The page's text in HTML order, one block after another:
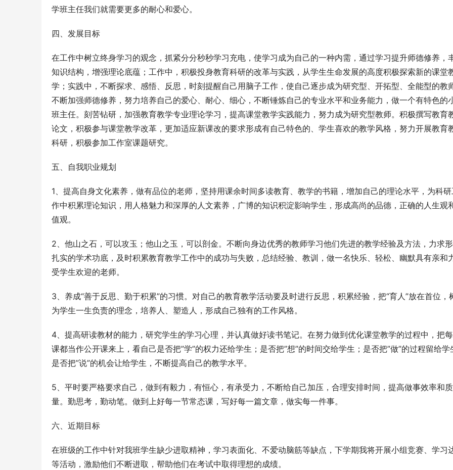
学班主任我们就需要更多的耐心和爱心。
四、发展目标
在工作中树立终身学习的观念，抓紧分分秒秒学习充电，使学习成为自己的一种内需，通过学习提升师德修养，
知识结构，增强理论底蕴；工作中，积极投身教育科研的改革与实践，从学生生命发展的高度积极探索新的课堂
学；实践中，不断探求、感悟、反思，时刻提醒自己用脑子工作，使自己逐步成为研究型、开拓型、全能型的教师
不断加强师德修养，努力培养自己的爱心、耐心、细心，不断锤炼自己的专业水平和业务能力，做一个有特色的
班主任。刻苦钻研，加强教育教学专业理论学习，提高课堂教学实践能力，努力成为研究型教师。积极撰写教育
论文，积极参与课堂教学改革，更加适应新课改的要求形成有自己特色的、学生喜欢的教学风格，努力开展教育
科研，积极参加工作室课题研究。
五、自我职业规划
1、提高自身文化素养，做有品位的老师，坚持用课余时间多读教育、教学的书籍，增加自己的理论水平，为科
作中积累理论知识，用人格魅力和深厚的人文素养，广博的知识积淀影响学生，形成高尚的品德，正确的人生观
值观。
2、他山之石，可以攻玉；他山之玉，可以剖金。不断向身边优秀的教师学习他们先进的教学经验及方法，力求
扎实的学术功底，及时积累教育教学工作中的成功与失败，总结经验、教训，做一名快乐、轻松、幽默具有亲和
受学生欢迎的老师。
3、养成“善于反思、勤于积累”的习惯。对自己的教育教学活动要及时进行反思，积累经验，把“育人”放在首位，
为学生一生负责的理念，培养人、塑造人，形成自己独有的工作风格。
4、提高研读教材的能力，研究学生的学习心理，并认真做好读书笔记。在努力做到优化课堂教学的过程中，把
课都当作公开课来上，看自己是否把”学”的权力还给学生；是否把”想”的时间交给学生；是否把”做”的过程留给学
是否把”说”的机会让给学生，不断提高自己的教学水平。
5、平时要严格要求自己，做到有毅力，有恒心，有承受力，不断给自己加压，合理安排时间，提高做事效率和质
量。勤思考，勤动笔。做到上好每一节常态课，写好每一篇文章，做实每一件事。
六、近期目标
在班级的工作中针对我班学生缺少进取精神，学习表面化、不爱动脑筋等缺点，下学期我将开展小组竞赛、学习
等活动，激励他们不断进取，帮助他们在考试中取得理想的成绩。